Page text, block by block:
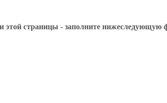
этой страницы - заполните